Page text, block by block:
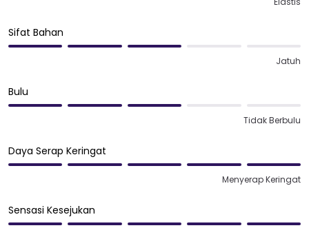
Sifat Bahan
Jatuh
Bulu
Tidak Berbulu
Daya Serap Keringat
Menyerap Keringat
Sensasi Kesejukan